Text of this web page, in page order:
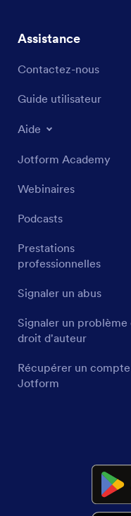
Assistance
Contactez-nous
Guide utilisateur
Aide
Jotform Academy
Webinaires
Podcasts
Prestations
professionnelles
Signaler un abus
Signaler un problème
droit d'auteur
Récupérer un compte
Jotform